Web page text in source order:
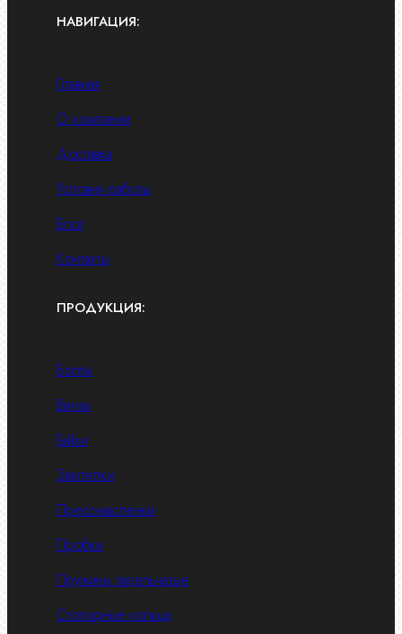
НАВИГАЦИЯ:
Главная
О компании
Доставка
Условия работы
Блог
Контакты
ПРОДУКЦИЯ:
Болты
Винты
Гайки
Заклепки
Пресс-масленки
Пробки
Пружины тарельчатые
Стопорные кольца